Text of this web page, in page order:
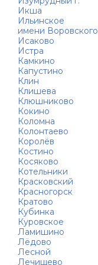
Икша
Ильинское
имени Воровского
Исаково
Истра
Камкино
Капустино
Клин
Клишева
Клюшниково
Кокино
Коломна
Колонтаево
Королёв
Костино
Косяково
Котельники
Красковский
Красногорск
Кратово
Кубинка
Куровское
Ламишино
Лёдово
Лесной
Лечищево